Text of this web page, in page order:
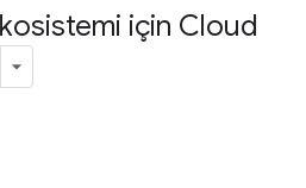
için Cloud